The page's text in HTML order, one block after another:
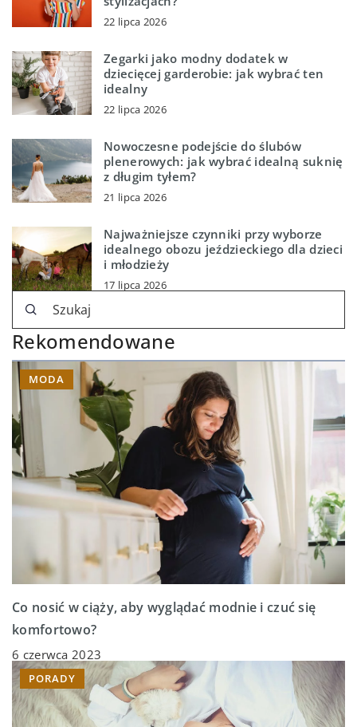
22 lipca 2026
Zegarki jako modny dodatek w
dziecięcej garderobie: jak wybrać ten
idealny
22 lipca 2026
Nowoczesne podejście do ślubów
plenerowych: jak wybrać idealną suknię
z długim tyłem?
21 lipca 2026
Najważniejsze czynniki przy wyborze
idealnego obozu jeździeckiego dla dzieci
i młodzieży
17 lipca 2026
Rekomendowane
MODA
Co nosić w ciąży, aby wyglądać modnie i czuć się
komfortowo?
6 czerwca 2023
PORADY